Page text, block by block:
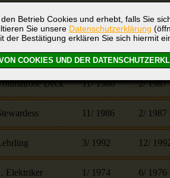
Betrieb Cookies und erhebt, falls Sie
Sie unsere Datenschutzerklärung
der Bestätigung erklären Sie sich hiermit
Deck 6/1987 9/1990
Deck 6/1987 2/1989
Deck 11/1986 2/1987
11/ 1986 2/ 1987
3/ 1992 12/
Elektriker 1/ 1974 6/ 1976